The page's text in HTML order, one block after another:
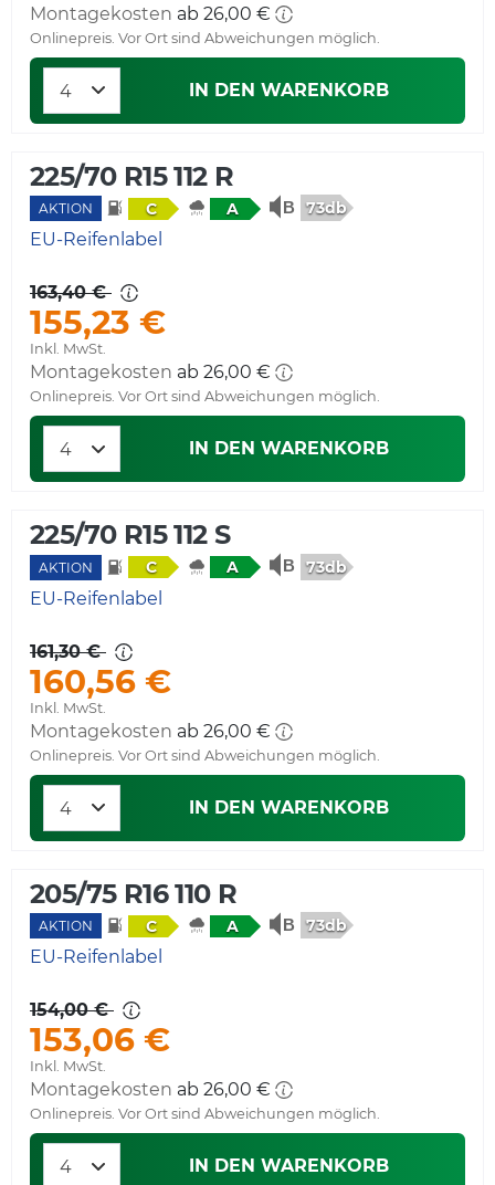
Montagekosten ab 26,00 €
Onlinepreis. Vor Ort sind Abweichungen möglich.
IN DEN WARENKORB
225/70 R15 112 R
AKTION C A 73db
EU-Reifenlabel
163,40 €
155,23 €
Inkl. MwSt.
Montagekosten ab 26,00 €
Onlinepreis. Vor Ort sind Abweichungen möglich.
IN DEN WARENKORB
225/70 R15 112 S
AKTION C A 73db
EU-Reifenlabel
161,30 €
160,56 €
Inkl. MwSt.
Montagekosten ab 26,00 €
Onlinepreis. Vor Ort sind Abweichungen möglich.
IN DEN WARENKORB
205/75 R16 110 R
AKTION C A 73db
EU-Reifenlabel
154,00 €
153,06 €
Inkl. MwSt.
Montagekosten ab 26,00 €
Onlinepreis. Vor Ort sind Abweichungen möglich.
IN DEN WARENKORB